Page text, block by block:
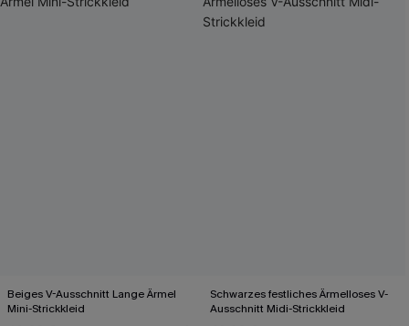
Beiges V-Ausschnitt Lange Ärmel
Mini-Strickkleid
Schwarzes festliches Ärmelloses V-
Ausschnitt Midi-Strickkleid